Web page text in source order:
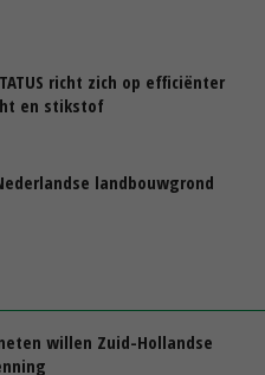
richt zich op efficiënter
en stikstof
landbouwgrond
willen Zuid-Hollandse